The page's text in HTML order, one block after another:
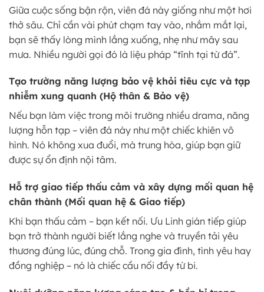
Giữa cuộc sống bận rộn, viên đá này giống như một hơi
thở sâu. Chỉ cần vài phút chạm tay vào, nhắm mắt lại,
bạn sẽ thấy lòng mình lắng xuống, nhẹ như mây sau
mưa. Nhiều người gọi đó là liệu pháp “tĩnh tại từ đá”.
Tạo trường năng lượng bảo vệ khỏi tiêu cực và tạp
nhiễm xung quanh (Hộ thân & Bảo vệ)
Nếu bạn làm việc trong môi trường nhiều drama, năng
lượng hỗn tạp – viên đá này như một chiếc khiên vô
hình. Nó không xua đuổi, mà trung hòa, giúp bạn giữ
được sự ổn định nội tâm.
Hỗ trợ giao tiếp thấu cảm và xây dựng mối quan hệ
chân thành (Mối quan hệ & Giao tiếp)
Khi bạn thấu cảm – bạn kết nối. Ưu Linh gián tiếp giúp
bạn trở thành người biết lắng nghe và truyền tải yêu
thương đúng lúc, đúng chỗ. Trong gia đình, tình yêu hay
đồng nghiệp – nó là chiếc cầu nối đầy từ bi.